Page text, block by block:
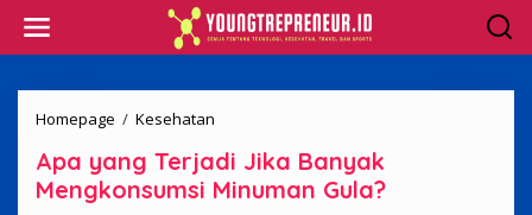
content
Homepage / Kesehatan
Terjadi
Jika
Banyak
Apa yang Terjadi Jika Banyak
Mengkonsumsi Minuman Gula?